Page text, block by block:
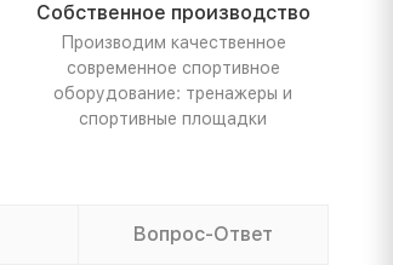
Собственное производство
Производим качественное
современное спортивное
оборудование: тренажеры и
спортивные площадки
Вопрос-Ответ